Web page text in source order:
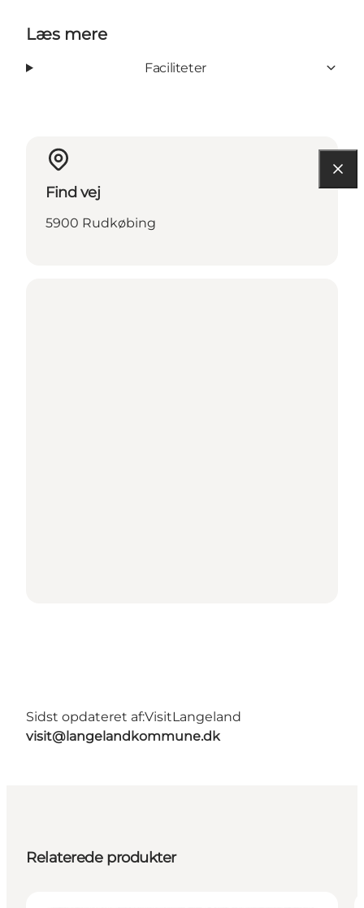
Læs mere
Faciliteter
Find vej
5900 Rudkøbing
Sidst opdateret af:VisitLangeland
visit@langelandkommune.dk
Relaterede produkter